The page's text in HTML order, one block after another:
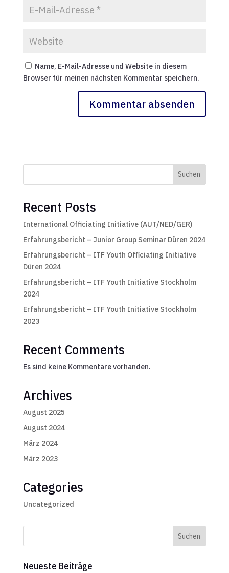
Name, E-Mail-Adresse und Website in diesem
Browser für meinen nächsten Kommentar speichern.
Suchen
Recent Posts
International Officiating Initiative (AUT/NED/GER)
Erfahrungsbericht – Junior Group Seminar Düren 2024
Erfahrungsbericht – ITF Youth Officiating Initiative
Düren 2024
Erfahrungsbericht – ITF Youth Initiative Stockholm
2024
Erfahrungsbericht – ITF Youth Initiative Stockholm
2023
Recent Comments
Es sind keine Kommentare vorhanden.
Archives
August 2025
August 2024
März 2024
März 2023
Categories
Uncategorized
Neueste Beiträge